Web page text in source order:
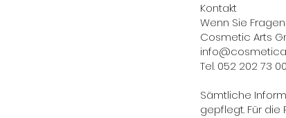
Kontakt
Wenn Sie
Cosmetic Arts
Tel. 052 202 73 00
Sämtliche
gepflegt. Für